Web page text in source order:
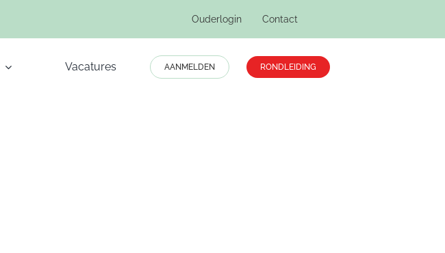
Ouderlogin Contact
Vacatures AANMELDEN RONDLEIDING